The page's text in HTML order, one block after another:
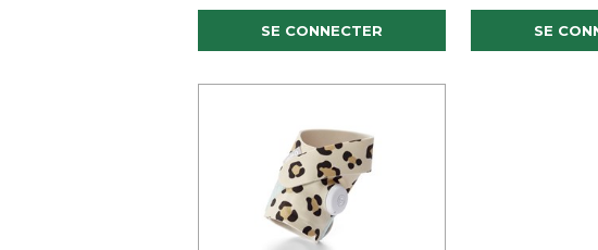
SE CONNECTER SE